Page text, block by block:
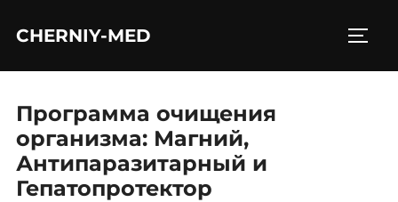
CHERNIY-MED
Программа очищения
организма: Магний,
Антипаразитарный и
Гепатопротектор